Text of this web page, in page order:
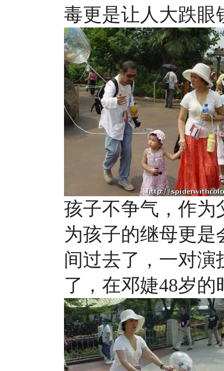
毒更是让人大跌眼
孩子不争气，作为
为孩子的继母更
间过去了，一对演
了，在邓婕48岁